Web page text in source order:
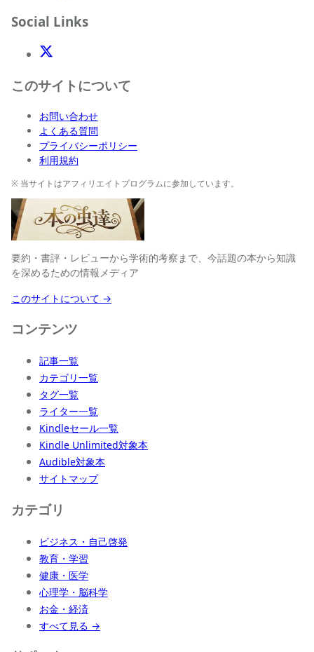
Social Links
X(Twitter)
このサイトについて
お問い合わせ
よくある質問
プライバシーポリシー
利用規約
※ 当サイトはアフィリエイトプログラムに参加しています。
要約・書評・レビューから学術的考察まで、今話題の本から知識
を深めるための情報メディア
このサイトについて →
コンテンツ
記事一覧
カテゴリ一覧
タグ一覧
ライター一覧
Kindleセール一覧
Kindle Unlimited対象本
Audible対象本
サイトマップ
カテゴリ
ビジネス・自己啓発
教育・学習
健康・医学
心理学・脳科学
お金・経済
すべて見る →